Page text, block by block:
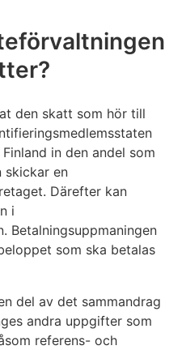
den skatt som hör till
in den andel som
skickar en
Därefter kan
i
Betalningsuppmaningen
som ska betalas
del av det sammandrag
andra uppgifter som
referens- och